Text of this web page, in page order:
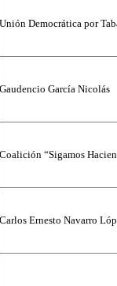
Unión Democrática por
Gaudencio García Nicolás
Coalición “Sigamos
Carlos Ernesto Navarro